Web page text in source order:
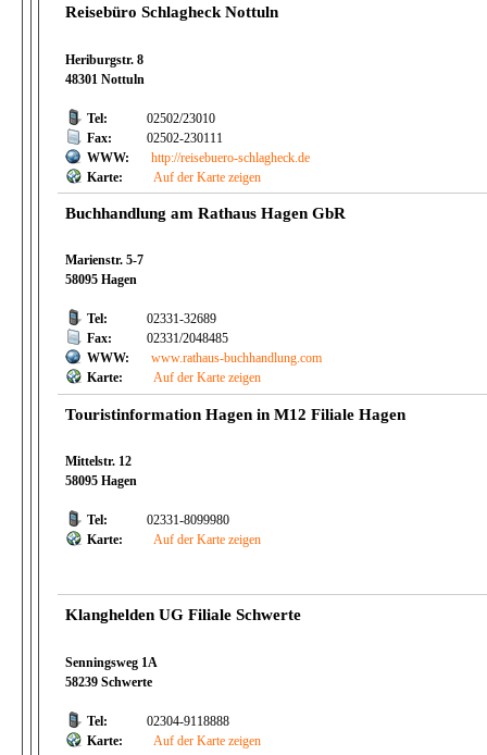
Reisebüro Schlagheck Nottuln
Heriburgstr. 8
48301 Nottuln
Tel:
02502/23010
Fax:
02502-230111
WWW:
http://reisebuero-schlagheck.de
Karte:
Auf der Karte zeigen
Buchhandlung am Rathaus Hagen GbR
Marienstr. 5-7
58095 Hagen
Tel:
02331-32689
Fax:
02331/2048485
WWW:
www.rathaus-buchhandlung.com
Karte:
Auf der Karte zeigen
Touristinformation Hagen in M12 Filiale Hagen
Mittelstr. 12
58095 Hagen
Tel:
02331-8099980
Karte:
Auf der Karte zeigen
Klanghelden UG Filiale Schwerte
Senningsweg 1A
58239 Schwerte
Tel:
02304-9118888
Karte:
Auf der Karte zeigen